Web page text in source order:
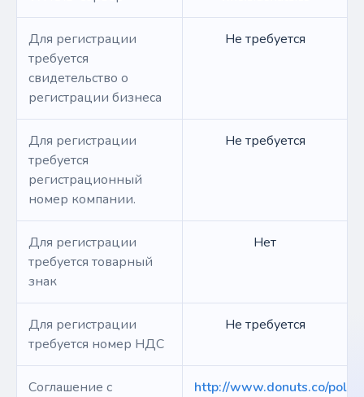
Для регистрации
требуется
свидетельство о
регистрации бизнеса
Не требуется
Для регистрации
требуется
регистрационный
номер компании.
Не требуется
Для регистрации
требуется товарный
знак
Нет
Для регистрации
требуется номер НДС
Не требуется
Соглашение с
http://www.donuts.co/